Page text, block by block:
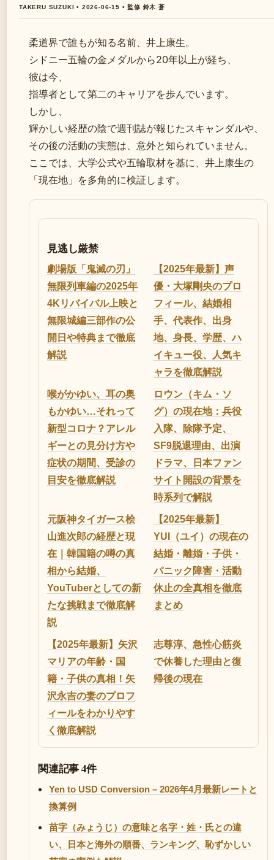
TAKERU SUZUKI • 2026-06-15 • 監修 鈴木 蒼
柔道界で誰もが知る名前、井上康生。
シドニー五輪の金メダルから20年以上が経ち、
彼は今、
指導者として第二のキャリアを歩んでいます。
しかし、
輝かしい経歴の陰で週刊誌が報じたスキャンダルや、
その後の活動の実態は、意外と知られていません。
ここでは、大学公式や五輪取材を基に、井上康生の
「現在地」を多角的に検証します。
見逃し厳禁
劇場版「鬼滅の刃」
無限列車編の2025年
4Kリバイバル上映と
無限城編三部作の公
開日や特典まで徹底
解説
【2025年最新】声
優・大塚剛央のプロ
フィール、結婚相
手、代表作、出身
地、身長、学歴、ハ
イキュー役、人気キ
ャラを徹底解説
喉がかゆい、耳の奥
もかゆい…それって
新型コロナ？アレル
ギーとの見分け方や
症状の期間、受診の
目安を徹底解説
ロウン（キム・ソ
グ）の現在地：兵役
入隊、除隊予定、
SF9脱退理由、出演
ドラマ、日本ファン
サイト開設の背景を
時系列で解説
元阪神タイガース桧
山進次郎の経歴と現
在｜韓国籍の噂の真
相から結婚、
YouTuberとしての新
たな挑戦まで徹底解
説
【2025年最新】
YUI（ユイ）の現在の
結婚・離婚・子供・
パニック障害・活動
休止の全真相を徹底
まとめ
【2025年最新】矢沢
マリアの年齢・国
籍・子供の真相！矢
沢永吉の妻のプロフ
ィールをわかりやす
く徹底解説
志尊淳、急性心筋炎
で休養した理由と復
帰後の現在
関連記事 4件
Yen to USD Conversion – 2026年4月最新レートと
換算例
苗字（みょうじ）の意味と名字・姓・氏との違
い、日本と海外の順番、ランキング、恥ずかしい